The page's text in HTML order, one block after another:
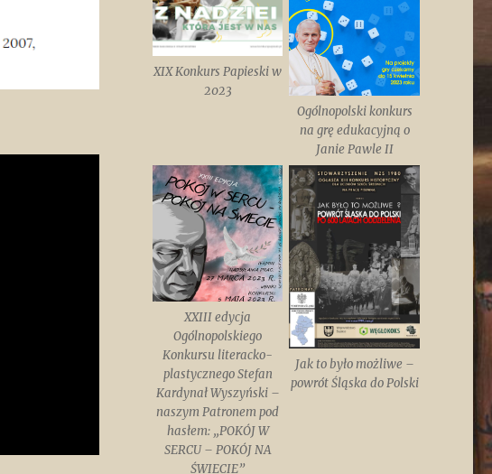
XIX Konkurs Papieski w
2023
Ogólnopolski konkurs
na grę edukacyjną o
Janie Pawle II
XXIII edycja
Ogólnopolskiego
Konkursu literacko-
plastycznego Stefan
Kardynał Wyszyński –
naszym Patronem pod
hasłem: „POKÓJ W
SERCU – POKÓJ NA
ŚWIECIE”
Jak to było możliwe –
powrót Śląska do Polski